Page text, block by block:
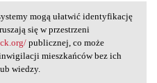
systemy mogą
mogą ułatwić identyfikację
się w przestrzeni
publicznej, co może
mieszkańców bez ich
wiedzy.